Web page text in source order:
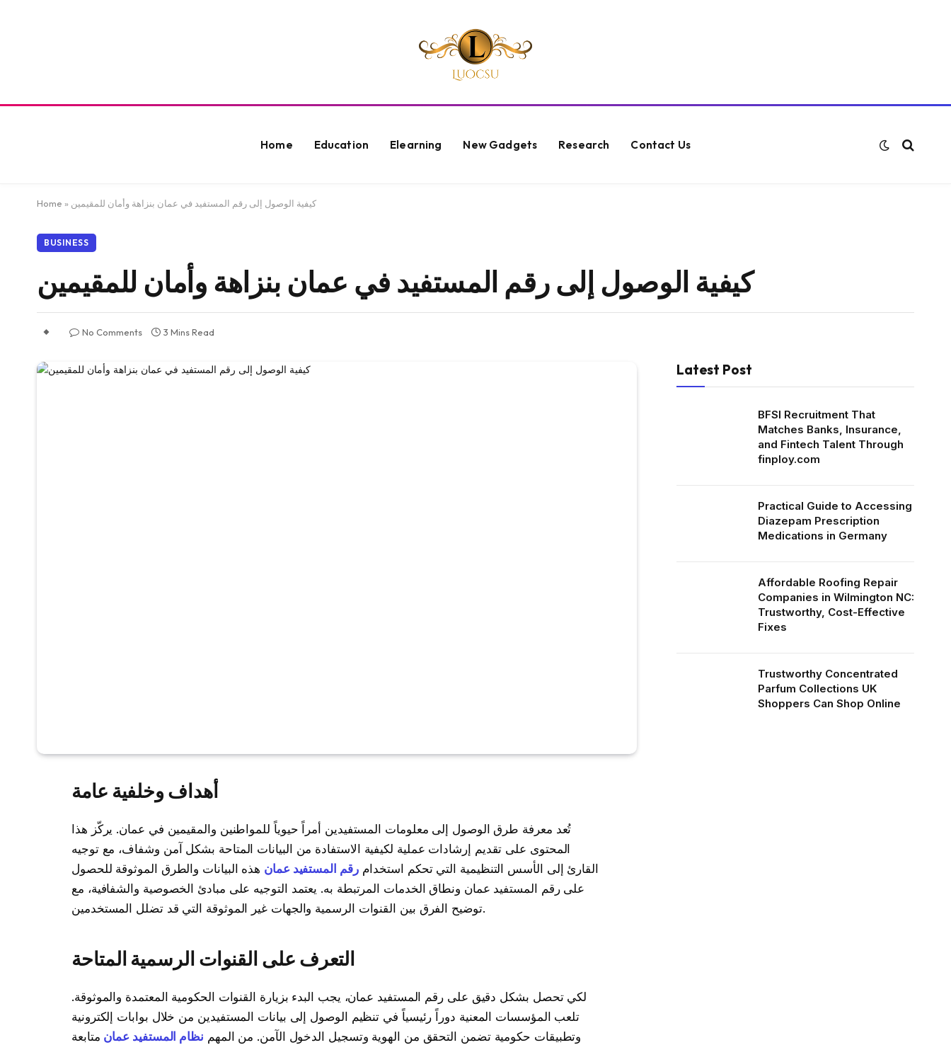
Home Education Elearning New Gadgets Research Contact Us
Home » كيفية الوصول إلى رقم المستفيد في عمان بنزاهة وأمان للمقيمين
BUSINESS
كيفية الوصول إلى رقم المستفيد في عمان بنزاهة وأمان للمقيمين
No Comments 3 Mins Read
أهداف وخلفية عامة
تُعد معرفة طرق الوصول إلى معلومات المستفيدين أمراً حيوياً للمواطنين والمقيمين في عمان. يركّز هذا
المحتوى على تقديم إرشادات عملية لكيفية الاستفادة من البيانات المتاحة بشكل آمن وشفاف، مع توجيه
القارئ إلى الأسس التنظيمية التي تحكم استخدامرقم المستفيد عمان هذه البيانات والطرق الموثوقة للحصول
على رقم المستفيد عمان ونطاق الخدمات المرتبطة به. يعتمد التوجيه على مبادئ الخصوصية والشفافية، مع
توضيح الفرق بين القنوات الرسمية والجهات غير الموثوقة التي قد تضلل المستخدمين.
التعرف على القنوات الرسمية المتاحة
لكي تحصل بشكل دقيق على رقم المستفيد عمان، يجب البدء بزيارة القنوات الحكومية المعتمدة والموثوقة.
تلعب المؤسسات المعنية دوراً رئيسياً في تنظيم الوصول إلى بيانات المستفيدين من خلال بوابات إلكترونية
وتطبيقات حكومية تضمن التحقق من الهوية وتسجيل الدخول الآمن. من المهم نظام المستفيد عمان متابعة
Latest Post
BFSI Recruitment That
Matches Banks, Insurance,
and Fintech Talent Through
finploy.com
Practical Guide to Accessing
Diazepam Prescription
Medications in Germany
Affordable Roofing Repair
Companies in Wilmington NC:
Trustworthy, Cost-Effective
Fixes
Trustworthy Concentrated
Parfum Collections UK
Shoppers Can Shop Online